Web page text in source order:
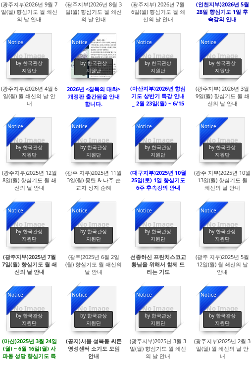
(광주지부)2026년 9월 7
일(월) 향심기도 월 쇄신
의 날 안내
(광주지부)2026년 8월 3
일(월) 향심기도 월 쇄신
의 날 안내
(광주지부) 2026년 7월
6일(월) 향심기도 월 쇄
신의 날 안내
(인천지부)2026년 5월
28일 향심기도 1일 후
속강의 안내
No Image
Notice
by 한국관상
지원단
1857
(광주지부)2026년 4월 6
일(월) 월 쇄신의 날 안
내
Notice
by 한국관상
지원단
1860
2026년 <침묵의 대화>
개정판 출간됨을 안내
합니다.
No Image
Notice
by 한국관상
지원단
1926
(마산지부)2026년 향심
기도 상반기 특강 안내
_ 2월 23일(월) ~ 6/15
녁반)
No Image
Notice
by 한국관상
지원단
1881
(광주지부) 2026년 3월
9일(월) 향심기도 월 쇄
신의 날 안내
No Image
Notice
by 한국관상
지원단
1964
(광주지부)2025년 12월
8일(월) 향심기도 월 쇄
신의 날 안내
No Image
Notice
by 한국관상
지원단
1941
(광주 지부)2025년 11월
3일(월) 몽탄 & 나주 순
교자 성지 순례
No Image
Notice
by 한국관상
지원단
1950
(대구지부)2025년 10월
25일(토) 1일 향심기도
6주 후속강의 안내
No Image
Notice
by 한국관상
지원단
2063
(광주 지부)2025년 10월
13일(월) 향심기도 월
쇄신의 날 안내
No Image
Notice
by 한국관상
지원단
2353
(광주지부)2025년 7월
7일(월) 향심기도 월 쇄
신의 날 안내
No Image
Notice
by 한국관상
지원단
2271
(광주)2025년 6월 2일
(월) 향심기도 월 쇄신의
날 안내
No Image
Notice
by 한국관상
지원단
2570
선종하신 프란치스코교
황님을 위해서 함께 드
리는 기도
No Image
Notice
by 한국관상
지원단
2561
(광주 지부)2025년 5월
12일(월) 월 쇄신의 날
안내
No Image
Notice
by 한국관상
지원단
2728
(마산)2025년 3월 24일
(월) ~ 6월 16일(월) 사
파동 성당 향심기도 특
No Image
Notice
by 한국관상
지원단
2853
(공지)서울 성북동 씨튼
영성센터 소기도 모임
안내
No Image
Notice
by 한국관상
지원단
2833
(광주지부)2025년 3월 3
일(월) 향심기도 월 쇄신
의 날 안내
No Image
Notice
by 한국관상
지원단
2881
(광주지부)2025년 2월 3
일(월) 월 쇄신의 날 안
내
스케치북5
스케치북5